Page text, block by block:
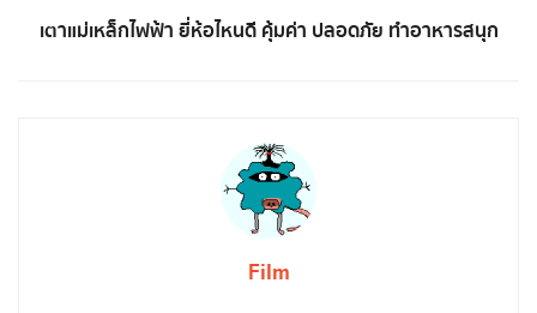
เตาแม่เหล็กไฟฟ้า ยี่ห้อไหนดี คุ้มค่า ปลอดภัย ทำอาหารสนุก
Film